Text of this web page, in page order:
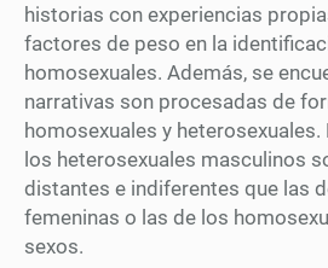
historias con experiencias
factores de peso en la
homosexuales. Además, se
narrativas son procesadas de
homosexuales y
los heterosexuales masculinos
distantes e indiferentes que las
femeninas o las de los
sexos.